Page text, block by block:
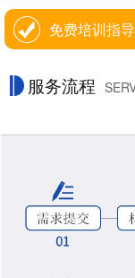
免费培训指导
服务流程